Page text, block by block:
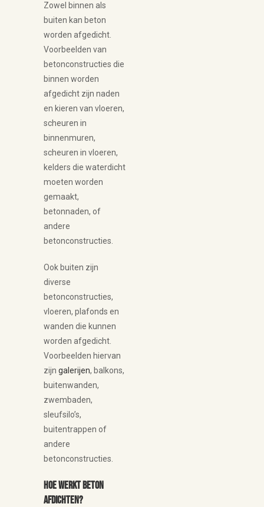
Zowel binnen als
buiten kan beton
worden afgedicht.
Voorbeelden van
betonconstructies die
binnen worden
afgedicht zijn naden
en kieren van vloeren,
scheuren in
binnenmuren,
scheuren in vloeren,
kelders die waterdicht
moeten worden
gemaakt,
betonnaden, of
andere
betonconstructies.
Ook buiten zijn
diverse
betonconstructies,
vloeren, plafonds en
wanden die kunnen
worden afgedicht.
Voorbeelden hiervan
zijn galerijen, balkons,
buitenwanden,
zwembaden,
sleufsilo’s,
buitentrappen of
andere
betonconstructies.
Hoe werkt beton
afdichten?